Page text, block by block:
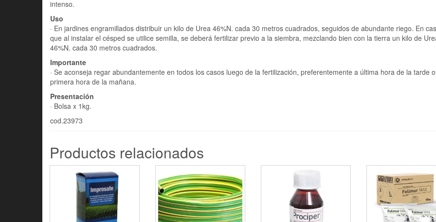
intenso.
Uso
· En jardines engramillados distribuir un kilo de Urea 46%N. cada 30 metros cuadrados, seguidos de abundante riego. En
que al instalar el césped se utilice semilla, se deberá fertilizar previo a la siembra, mezclando bien con la tierra un kilo de
46%N. cada 30 metros cuadrados.
Importante
· Se aconseja regar abundantemente en todos los casos luego de la fertilización, preferentemente a última hora de la tarde o
primera hora de la mañana.
Presentación
· Bolsa x 1kg.
cod.23973
Productos relacionados